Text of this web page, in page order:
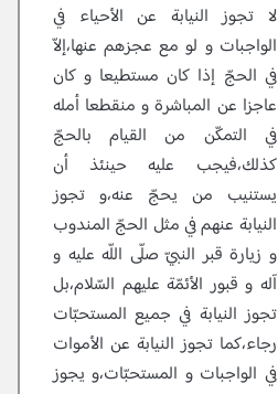
لا تجوز النيابة عن الأحياء في
الواجبات و لو مع عجزهم عنها،إلاّ
في الحجّ إذا كان مستطيعا و كان
عاجزا عن المباشرة و منقطعا أمله
في التمكّن من القيام بالحجّ
كذلك،فيجب عليه حينئذ أن
يستنيب من يحجّ عنه،و تجوز
النيابة عنهم في مثل الحجّ المندوب
و زيارة قبر النبيّ صلّى اللّه عليه و
آله و قبور الأئمّة عليهم السّلام،بل
تجوز النيابة في جميع المستحبّات
رجاء،كما تجوز النيابة عن الأموات
في الواجبات و المستحبّات،و يجوز